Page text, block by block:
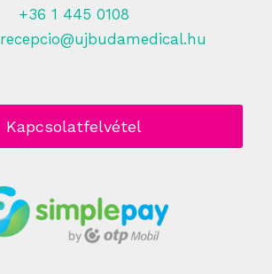
+36 1 445 0108
recepcio@ujbudamedical.hu
Kapcsolatfelvétel